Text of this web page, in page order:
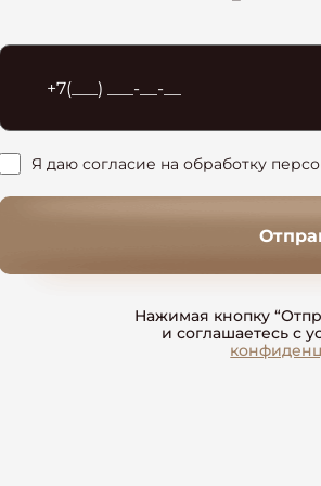
Я даю согласие на обработку
Нажимая кнопку
и соглашаетесь с